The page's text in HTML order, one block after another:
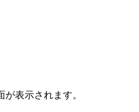
表示されます。